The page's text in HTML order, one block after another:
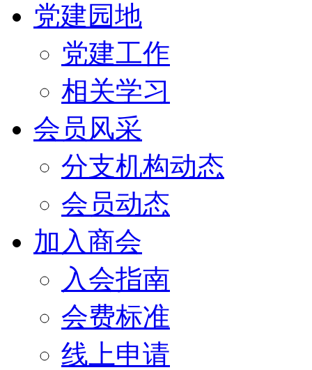
党建园地
党建工作
相关学习
会员风采
分支机构动态
会员动态
加入商会
入会指南
会费标准
线上申请